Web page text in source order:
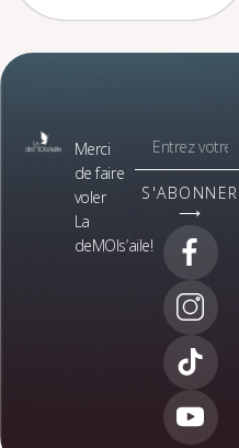
Merci
de faire
voler
La
deMOIs’aile!
S'ABONNER
⟶